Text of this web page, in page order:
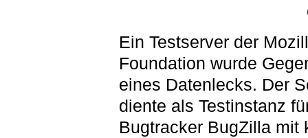
Ein Testserver der
Foundation wurde
eines Datenlecks. Der
diente als Testinstanz
Bugtracker BugZilla mit